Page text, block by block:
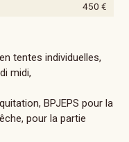
450 €
tentes individuelles,
midi,
BPJEPS pour la
pour la partie